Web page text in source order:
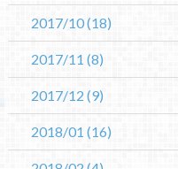
2017/10(18)
2017/11 (8)
2017/12 (9)
2018/01 (16)